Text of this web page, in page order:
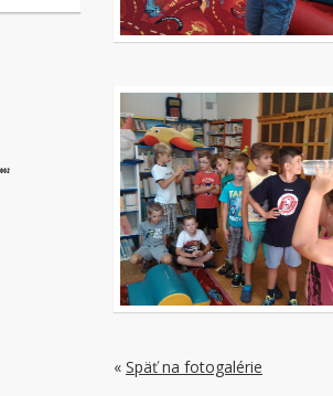
« Späť na fotogalérie